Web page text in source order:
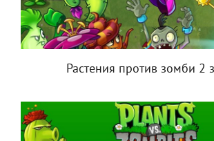
Растения против зомби 2